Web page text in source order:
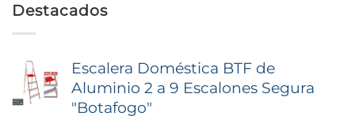
Destacados
Escalera Doméstica BTF de
Aluminio 2 a 9 Escalones Segura
"Botafogo"